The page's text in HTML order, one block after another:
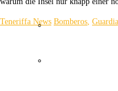
Immobilien Kanaren
Teneriffa News Bomberos,